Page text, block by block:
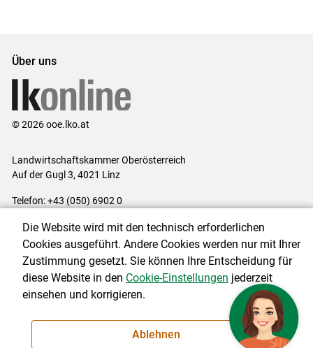
Über uns
© 2026 ooe.lko.at
Landwirtschaftskammer Oberösterreich
Auf der Gugl 3, 4021 Linz
Telefon: +43 (050) 6902 0
Impressum|Kontakt|Gewinnspiele|Datenschutzerklärung |
Barrierefreiheit
Cookie-Einstellungen
NEWSLETTER
Die Website wird mit den technisch erforderlichen
Cookies ausgeführt. Andere Cookies werden nur mit Ihrer
Zustimmung gesetzt. Sie können Ihre Entscheidung für
diese Website in den Cookie-Einstellungen jederzeit
einsehen und korrigieren.
Ablehnen